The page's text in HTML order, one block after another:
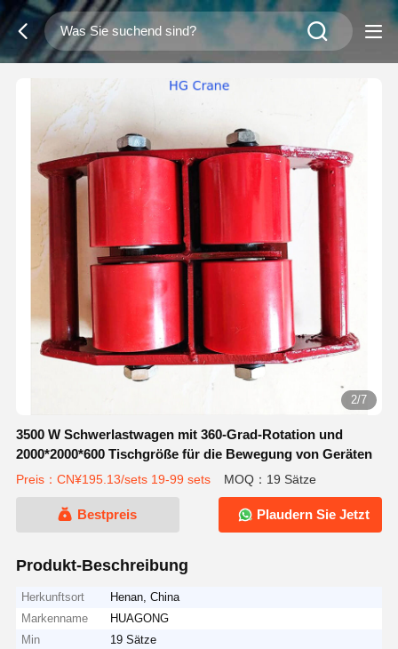
2/7
3500 W Schwerlastwagen mit 360-Grad-Rotation und
2000*2000*600 Tischgröße für die Bewegung von Geräten
Preis：CN¥195.13/sets 19-99 sets MOQ：19 Sätze
Bestpreis Plaudern Sie Jetzt
Produkt-Beschreibung
Herkunftsort
Henan, China
Markenname
HUAGONG
Min
19 Sätze